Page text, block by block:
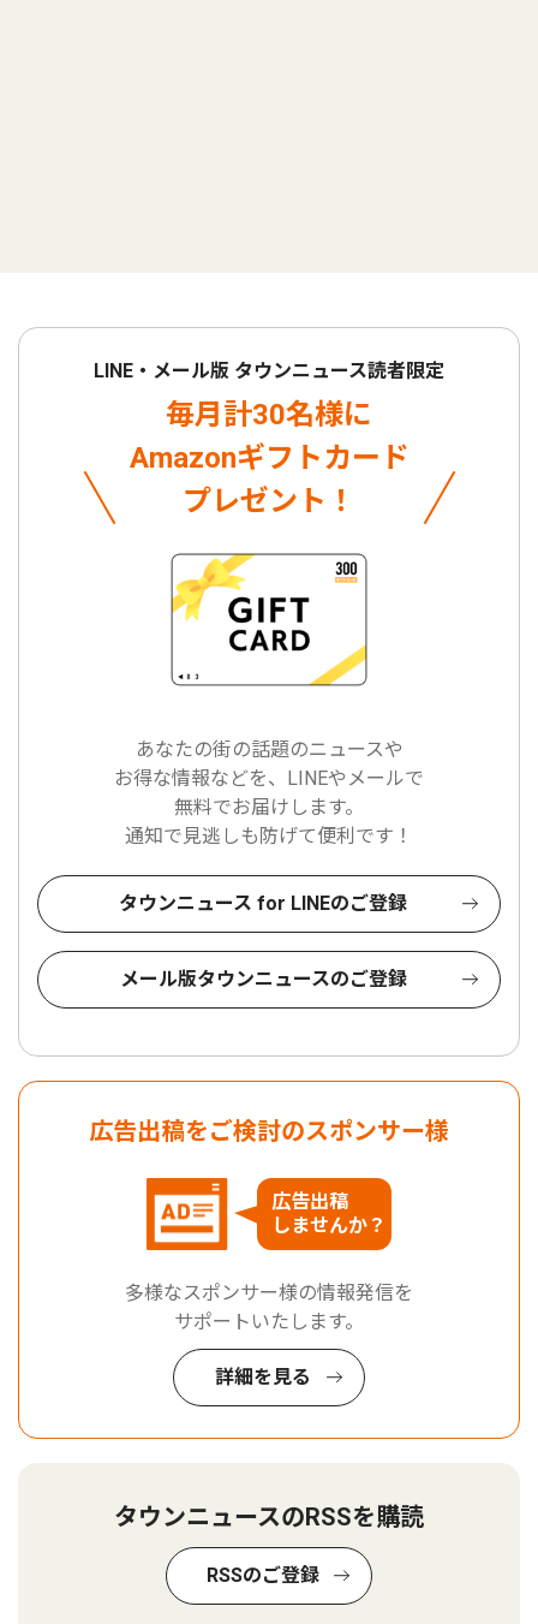
LINE・メール版 タウンニュース読者限定
毎月計30名様に
Amazonギフトカード
プレゼント！
あなたの街の話題のニュースや
お得な情報などを、LINEやメールで
無料でお届けします。
通知で見逃しも防げて便利です！
タウンニュース for LINEのご登録
メール版タウンニュースのご登録
広告出稿をご検討のスポンサー様
広告出稿
しませんか？
多様なスポンサー様の情報発信を
サポートいたします。
詳細を見る
タウンニュースのRSSを購読
RSSのご登録